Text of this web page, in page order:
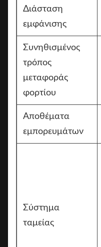
Διάσταση
εμφάνισης
Συνηθισμένος
τρόπος
μεταφοράς
φορτίου
Αποθέματα
εμπορευμάτων
Σύστημα
ταμείας